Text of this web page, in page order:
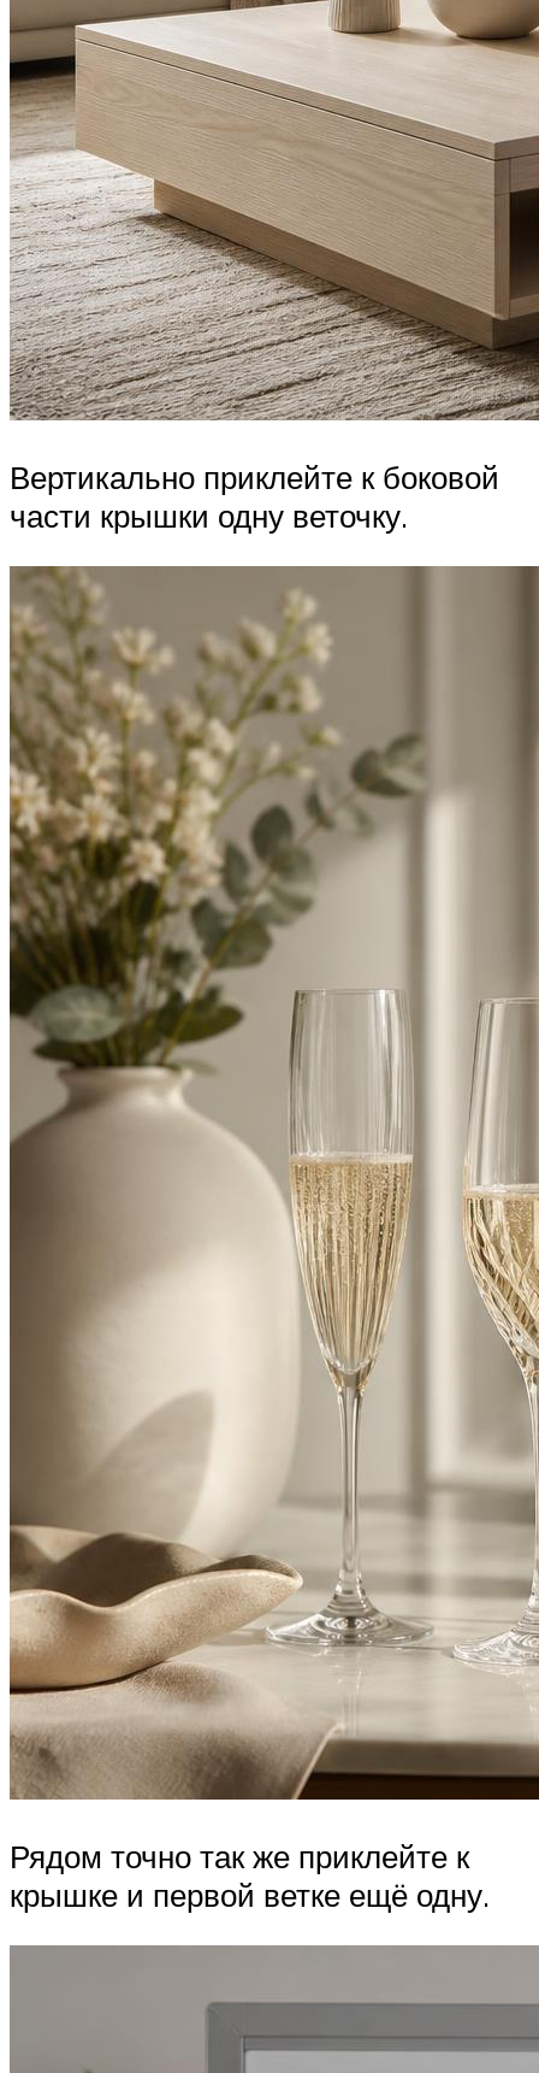
Вертикально приклейте к боковой
части крышки одну веточку.
Рядом точно так же приклейте к
крышке и первой ветке ещё одну.